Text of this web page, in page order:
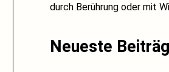
durch Berührung oder mit
Neueste